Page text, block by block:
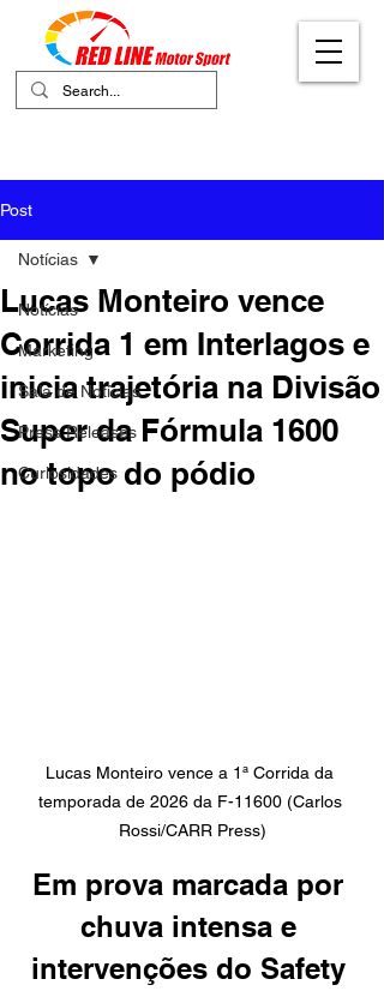
Post
Notícias
Marketing
Sala de Notícias
Press Releases
Curiosidades
Notícias
Lucas Monteiro vence
Corrida 1 em Interlagos e
inicia trajetória na Divisão
Super da Fórmula 1600
no topo do pódio
Lucas Monteiro vence a 1ª Corrida da
temporada de 2026 da F-11600 (Carlos
Rossi/CARR Press)
Em prova marcada por
chuva intensa e
intervenções do Safety